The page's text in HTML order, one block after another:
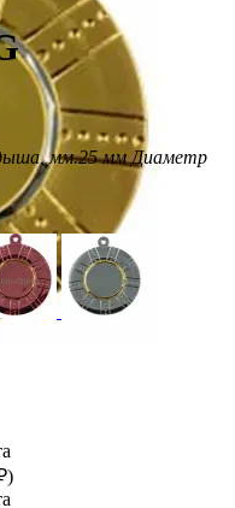
мм.25 мм Диаметр
)